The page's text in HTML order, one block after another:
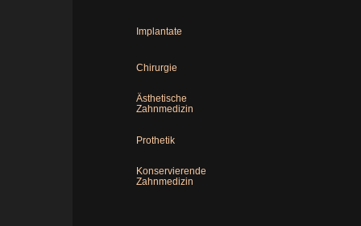
Implantate
Chirurgie
Ästhetische
Zahnmedizin
Prothetik
Konservierende
Zahnmedizin